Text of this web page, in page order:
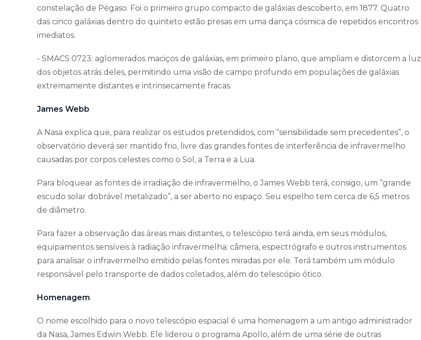
constelação de Pégaso. Foi o primeiro grupo compacto de galáxias descoberto, em 1877. Quatro
das cinco galáxias dentro do quinteto estão presas em uma dança cósmica de repetidos encontros
imediatos.
- SMACS 0723: aglomerados maciços de galáxias, em primeiro plano, que ampliam e distorcem a luz
dos objetos atrás deles, permitindo uma visão de campo profundo em populações de galáxias
extremamente distantes e intrinsecamente fracas.
James Webb
A Nasa explica que, para realizar os estudos pretendidos, com “sensibilidade sem precedentes”, o
observatório deverá ser mantido frio, livre das grandes fontes de interferência de infravermelho
causadas por corpos celestes como o Sol, a Terra e a Lua.
Para bloquear as fontes de irradiação de infravermelho, o James Webb terá, consigo, um “grande
escudo solar dobrável metalizado”, a ser aberto no espaço. Seu espelho tem cerca de 6,5 metros
de diâmetro.
Para fazer a observação das áreas mais distantes, o telescópio terá ainda, em seus módulos,
equipamentos sensíveis à radiação infravermelha: câmera, espectrógrafo e outros instrumentos
para analisar o infravermelho emitido pelas fontes miradas por ele. Terá também um módulo
responsável pelo transporte de dados coletados, além do telescópio ótico.
Homenagem
O nome escolhido para o novo telescópio espacial é uma homenagem a um antigo administrador
da Nasa, James Edwin Webb. Ele liderou o programa Apollo, além de uma série de outras